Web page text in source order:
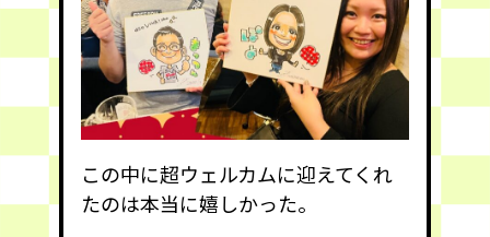
この中に超ウェルカムに迎えてくれ
たのは本当に嬉しかった。